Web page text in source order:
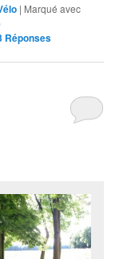
| Marqué avec
Réponses